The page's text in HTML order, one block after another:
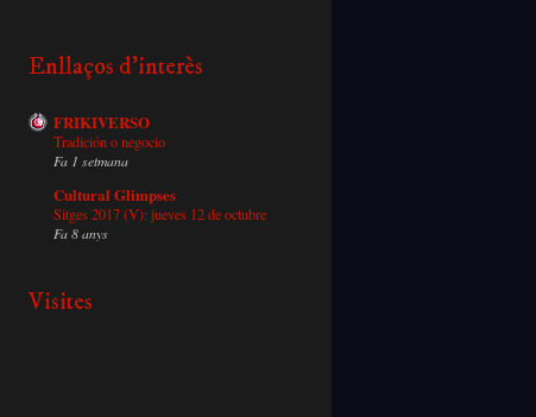
Enllaços d'interès
FRIKIVERSO
Tradición o negocio
Fa 1 setmana
Cultural Glimpses
Sitges 2017 (V): jueves 12 de octubre
Fa 8 anys
Visites